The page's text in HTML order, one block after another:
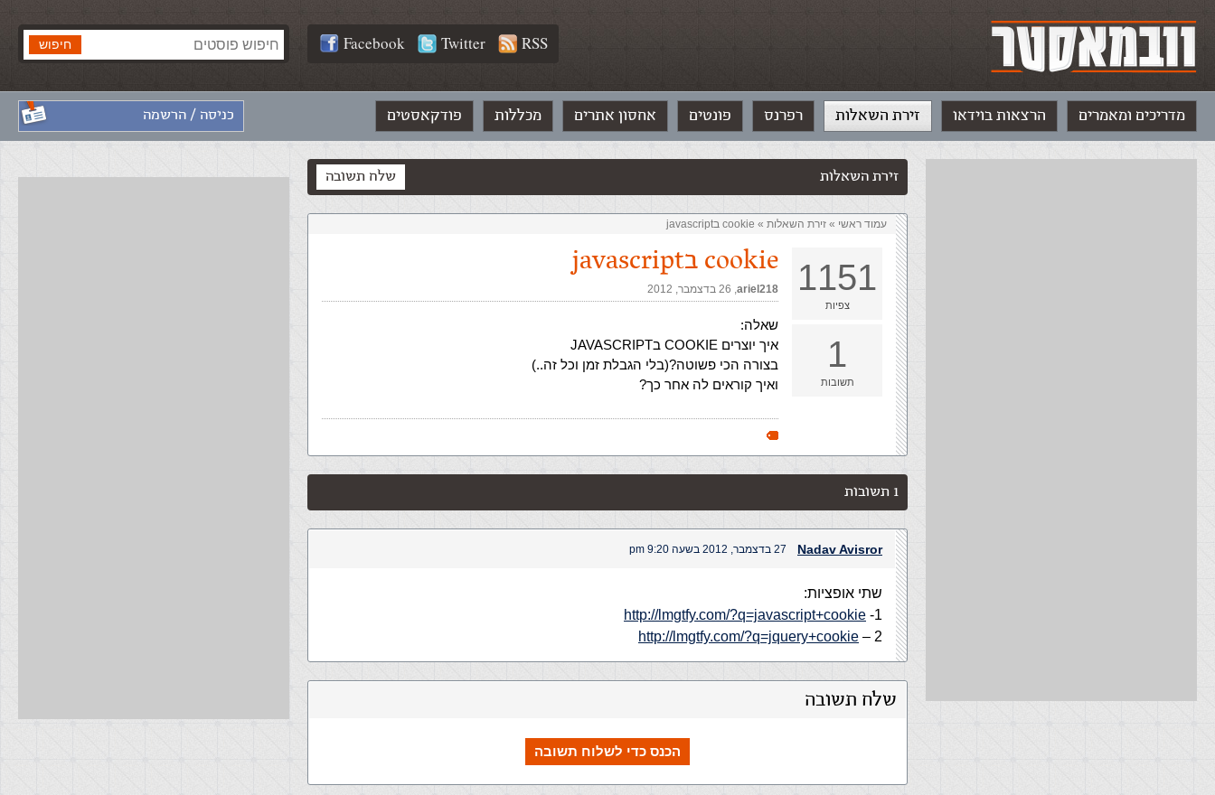
Facebook Twitter RSS
כניסה / הרשמה מדריכים ומאמרים הרצאות בוידאו זירת השאלות רפרנס פונטים אחסון אתרים מכללות פודקאסטים
שלח תשובה זירת השאלות
עמוד ראשי » ‏זירת השאלות‏ » cookie בjavascript
1151
צפיות
1
תשובות
cookie בjavascript
ariel218
,‏ 26 בדצמבר, 2012
שאלה:
איך יוצרים COOKIE בJAVASCRIPT
בצורה הכי פשוטה?(בלי הגבלת זמן וכל זה..)
ואיך קוראים לה אחר כך?
1 תשובות
Nadav Avisror 27 בדצמבר, 2012 בשעה 9:20 pm
שתי אופציות:
1-
http://lmgtfy.com/?q=javascript+cookie
2 –
http://lmgtfy.com/?q=jquery+cookie
שלח תשובה
הכנס כדי לשלוח תשובה